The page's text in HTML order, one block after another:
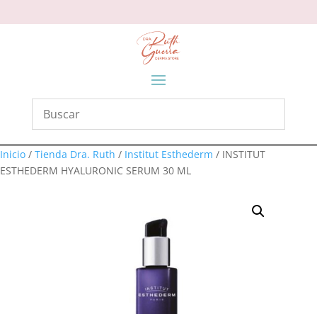
Inicio / Tienda Dra. Ruth / Institut Esthederm / INSTITUT
ESTHEDERM HYALURONIC SERUM 30 ML